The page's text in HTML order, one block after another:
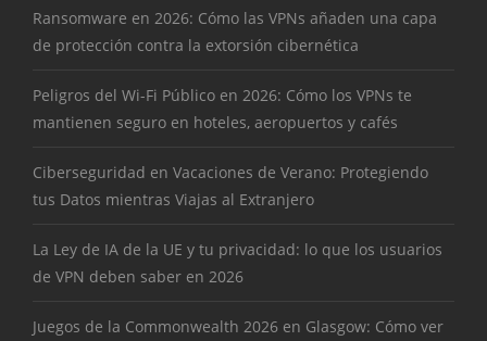
Ransomware en 2026: Cómo las VPNs añaden una capa
de protección contra la extorsión cibernética
Peligros del Wi-Fi Público en 2026: Cómo los VPNs te
mantienen seguro en hoteles, aeropuertos y cafés
Ciberseguridad en Vacaciones de Verano: Protegiendo
tus Datos mientras Viajas al Extranjero
La Ley de IA de la UE y tu privacidad: lo que los usuarios
de VPN deben saber en 2026
Juegos de la Commonwealth 2026 en Glasgow: Cómo ver